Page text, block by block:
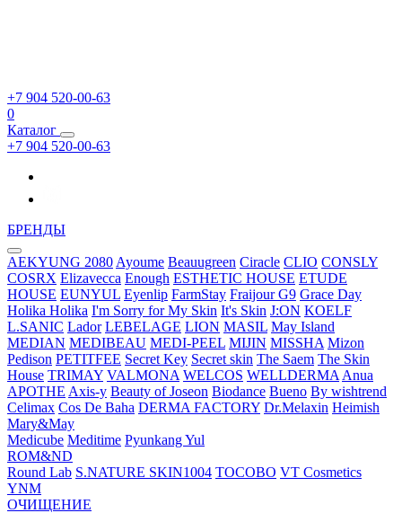
+7 904 520-00-63
0
Каталог
+7 904 520-00-63
БРЕНДЫ
AEKYUNG 2080 Ayoume Beauugreen Ciracle CLIO CONSLY
COSRX Elizavecca Enough ESTHETIC HOUSE ETUDE
HOUSE EUNYUL Eyenlip FarmStay FraijourG9 Grace Day
Holika Holika I'm Sorry for My Skin It's Skin J:ON KOELF
L.SANIC Lador LEBELAGE LION MASIL May Island
MEDIAN MEDIBEAU MEDI-PEEL MIJIN MISSHA Mizon
Pedison PETITFEE Secret Key Secret skin The Saem The Skin
House TRIMAY VALMONA WELCOS WELLDERMA Anua
APOTHE Axis-y Beauty of Joseon Biodance Bueno By wishtrend
Celimax Cos De Baha DERMA FACTORY Dr.Melaxin Heimish
Mary&May
Medicube Meditime Pyunkang Yul
ROM&ND
Round Lab S.NATURE SKIN1004 TOCOBO VT Cosmetics
YNM
ОЧИЩЕНИЕ